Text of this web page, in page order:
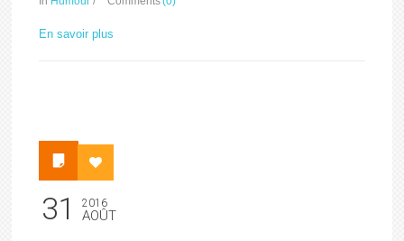
En savoir plus
31 2016
AOÛT